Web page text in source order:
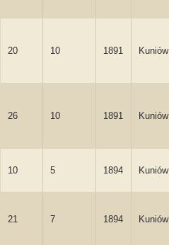
20 10 1891 Kuniów
26 10 1891 Kuniów
10 5 1894 Kuniów
21 7 1894 Kuniów